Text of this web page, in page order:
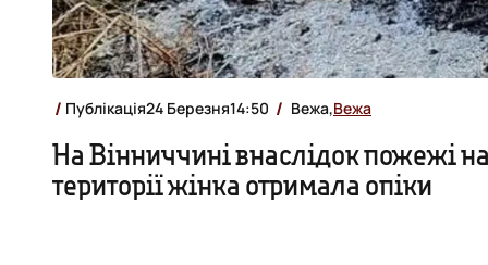
Публікація24 Березня14:50 Вежа,Вежа
На Вінниччині внаслідок пожежі
території жінка отримала опіки